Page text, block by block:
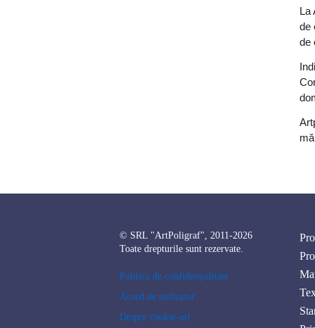
La
de
de
© SRL "ArtPoligraf", 2011-2026
Toate drepturile sunt rezervate.
Politica de confidențialitate
Acord de utilizator
Despre cookie-uri